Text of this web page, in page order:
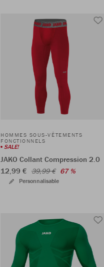
HOMMES SOUS-VÊTEMENTS
FONCTIONNELS
SALE!
JAKO Collant Compression 2.0
12,99 € 39,99 € 67 %
Personnalisable